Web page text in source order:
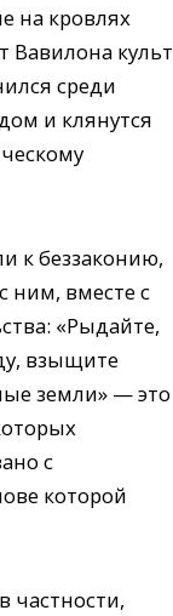
на кровлях
Вавилона культ
среди
и клянутся
к беззаконию,
ним, вместе с
«Рыдайте,
взыщите
земли» — это
с
которой
частности,